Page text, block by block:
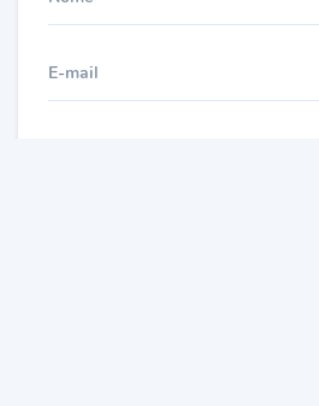
E-mail